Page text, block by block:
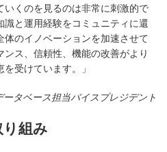
くのを見るのは非常に刺激的で
と運用経験をコミュニティに還
のイノベーションを加速させて
ス、信頼性、機能の改善がより
受けています。」
ータベース担当バイスプレジデント
組み